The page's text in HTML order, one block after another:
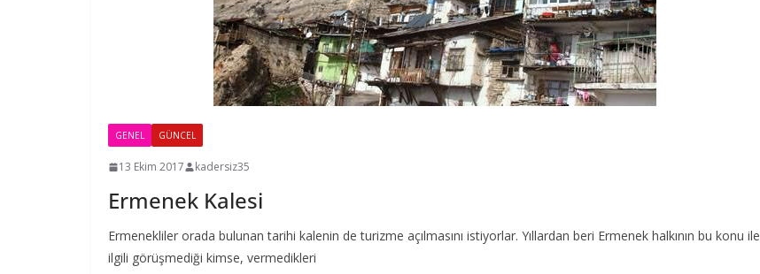
GENEL GÜNCEL
13 Ekim 2017 kadersiz35
Ermenek Kalesi
Ermenekliler orada bulunan tarihi kalenin de turizme açılmasını istiyorlar. Yıllardan beri Ermenek halkının bu konu ile
ilgili görüşmediği kimse, vermedikleri